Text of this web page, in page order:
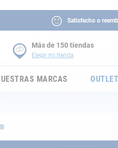
Satisfecho o
Más de 150 tiendas
Elegir mi tienda
MARCAS OUTLET